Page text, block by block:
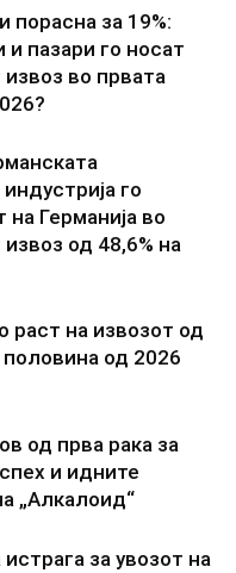
порасна за 19%:
пазари го носат
во првата
го
Германија во
од 48,6% на
раст на извозот од
половина од 2026
од прва рака за
и идните
„Алкалоид“
за увозот на